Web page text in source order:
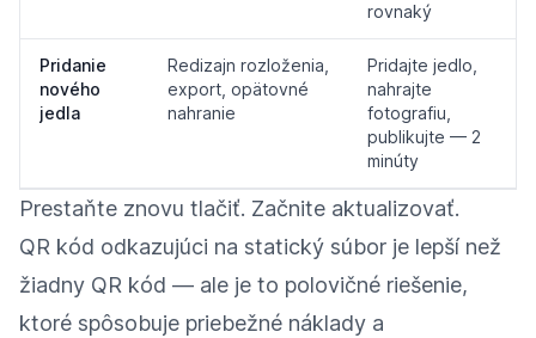
rovnaký
Pridanie
nového
jedla
Redizajn rozloženia,
export, opätovné
nahranie
Pridajte jedlo,
nahrajte
fotografiu,
publikujte — 2
minúty
Prestaňte znovu tlačiť. Začnite aktualizovať.
QR kód odkazujúci na statický súbor je lepší než
žiadny QR kód — ale je to polovičné riešenie,
ktoré spôsobuje priebežné náklady a